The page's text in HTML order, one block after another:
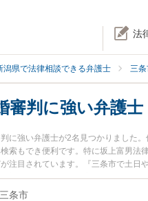
法
潟県で法律相談できる弁護士 三
審判に強い弁護士
に強い弁護士が2名見つかりました
索もでき便利です。特に坂上富男法
注目されています。『三条市で土日
初回相談無料で離婚審判を法律相
条市